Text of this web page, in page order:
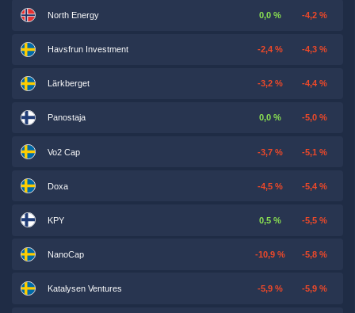
North Energy 0,0 % -4,2 %
Havsfrun Investment -2,4 % -4,3 %
Lärkberget -3,2 % -4,4 %
Panostaja 0,0 % -5,0 %
Vo2 Cap -3,7 % -5,1 %
Doxa -4,5 % -5,4 %
KPY 0,5 % -5,5 %
NanoCap -10,9 % -5,8 %
Katalysen Ventures -5,9 % -5,9 %